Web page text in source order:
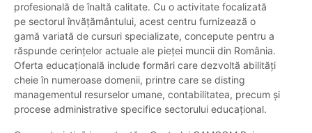
profesională de înaltă calitate. Cu o activitate focalizată
pe sectorul învățământului, acest centru furnizează o
gamă variată de cursuri specializate, concepute pentru a
răspunde cerințelor actuale ale pieței muncii din România.
Oferta educațională include formări care dezvoltă abilități
cheie în numeroase domenii, printre care se disting
managementul resurselor umane, contabilitatea, precum și
procese administrative specifice sectorului educațional.